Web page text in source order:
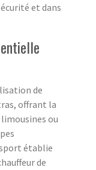
et dans
de
offrant la
ou
établie
de